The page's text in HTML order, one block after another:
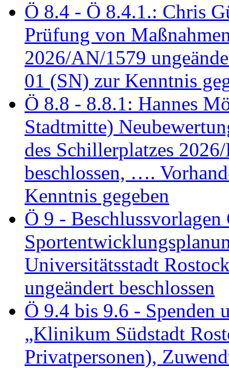
Ö 8.4 - Ö 8.4.1.: Chris
Prüfung von
2026/AN/1579
01 (SN) zur Kenntnis
Ö 8.8 - 8.8.1: Hannes
Stadtmitte)
des Schillerplatzes
beschlossen, ….
Kenntnis gegeben
Ö 9 - Beschlussvorlagen
Universitätsstadt
ungeändert beschlossen
Ö 9.4 bis 9.6 -
„Klinikum Südstadt
Privatpersonen),